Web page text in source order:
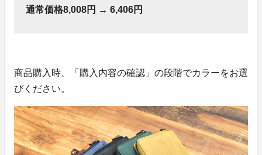
通常価格8,008円 → 6,406円
商品購入時、「購入内容の確認」の段階でカラーをお選
びください。